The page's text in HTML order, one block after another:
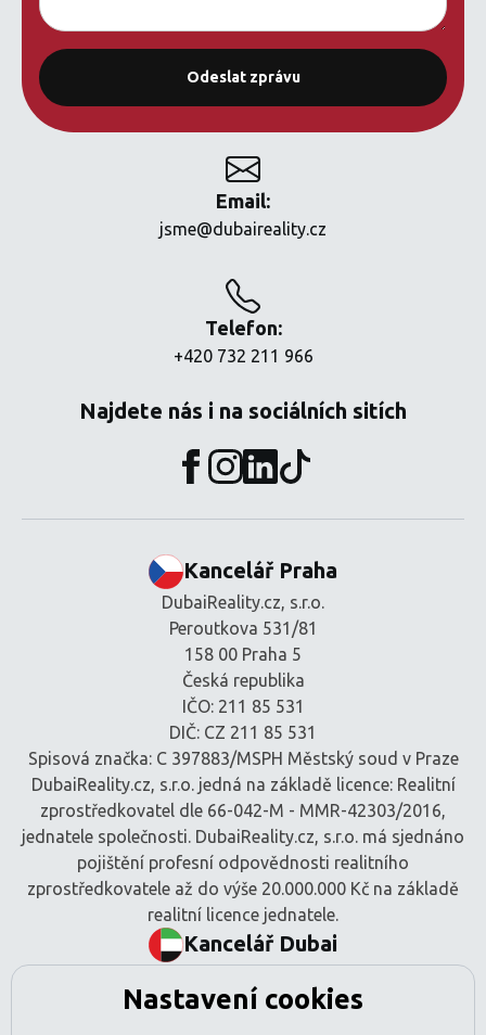
Email:
jsme@dubaireality.cz
Telefon:
+420 732 211 966
Najdete nás i na sociálních sitích
Kancelář Praha
DubaiReality.cz, s.r.o.
Peroutkova 531/81
158 00 Praha 5
Česká republika
IČO: 211 85 531
DIČ: CZ 211 85 531
Spisová značka: C 397883/MSPH Městský soud v Praze
DubaiReality.cz, s.r.o. jedná na základě licence: Realitní
zprostředkovatel dle 66-042-M - MMR-42303/2016,
jednatele společnosti. DubaiReality.cz, s.r.o. má sjednáno
pojištění profesní odpovědnosti realitního
zprostředkovatele až do výše 20.000.000 Kč na základě
realitní licence jednatele.
Kancelář Dubai
Tamani Arts Offices, Office 741
Nastavení cookies